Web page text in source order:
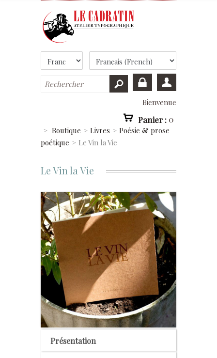
Bienvenue
Panier : 0
> Boutique > Livres > Poésie & prose
poétique > Le Vin la Vie
Le Vin la Vie
Présentation